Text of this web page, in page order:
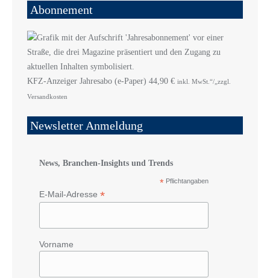
Abonnement
KFZ-Anzeiger Jahresabo (e-Paper) 44,90 € inkl. MwSt.“/„zzgl.
Versandkosten
Newsletter Anmeldung
News, Branchen-Insights und Trends
* Pflichtangaben
E-Mail-Adresse *
Vorname